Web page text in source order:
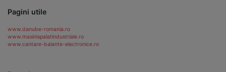
Pagini utile
www.danube-romania.ro
www.masinispalatindustriale.ro
www.cantare-balante-electronice.ro